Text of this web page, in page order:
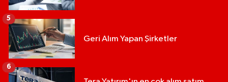
Geri Alım Yapan Şirketler
5
6